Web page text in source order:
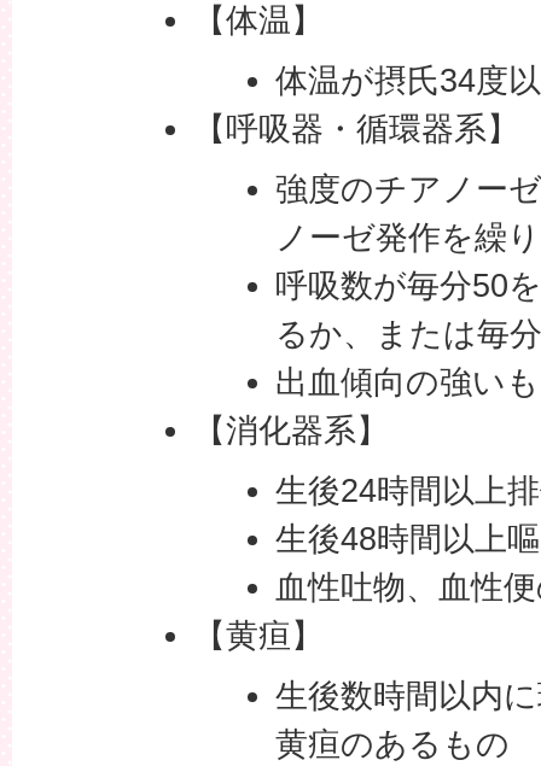
【体温】
体温が摂氏34度
【呼吸器・循環器系】
強度のチアノー
ノーゼ発作を繰
呼吸数が毎分50
るか、または毎
出血傾向の強い
【消化器系】
生後24時間以上
生後48時間以上
血性吐物、血性
【黄疸】
生後数時間以内
黄疸のあるもの